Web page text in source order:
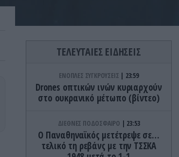
ΤΕΛΕΥΤΑΙΕΣ ΕΙΔΗΣΕΙΣ
ΕΝΟΠΛΕΣ ΣΥΓΚΡΟΥΣΕΙΣ 23:59
Drones οπτικών ινών κυριαρχούν
στο ουκρανικό μέτωπο (βίντεο)
ΔΙΕΘΝΕΣ ΠΟΔΟΣΦΑΙΡΟ 23:53
Ο Παναθηναϊκός μετέτρεψε σε…
τελικό τη ρεβάνς με την ΤΣΣΚΑ